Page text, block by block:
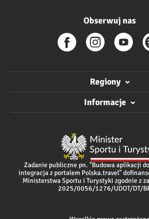
Obserwuj nas
Regiony
Informacje
Zadanie publiczne pn. "Budowa aplikacji
integracja z portalem Polska.travel"
Ministerstwa Sportu i Turystyki zgodnie z
2025/0056/1276/UDOT/DT/